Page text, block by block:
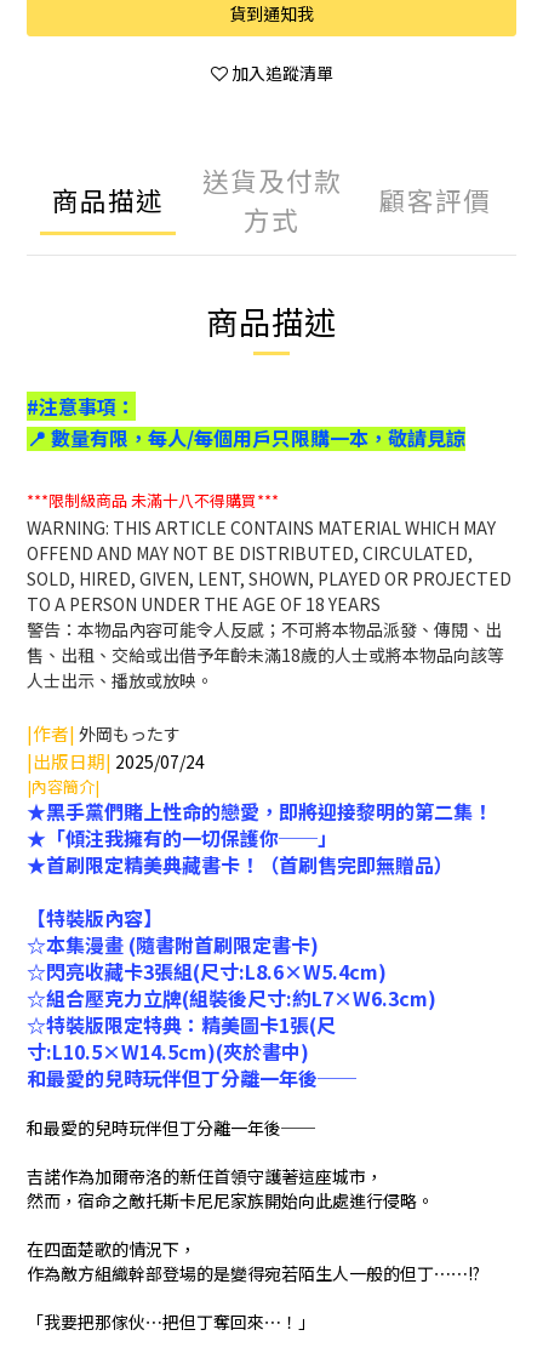
貨到通知我
加入追蹤清單
商品描述
送貨及付款
方式
顧客評價
商品描述
#注意事項：
📍 數量有限，每人/每個用戶只限購一本，敬請見諒
***限制級商品未滿十八不得購買***
WARNING: THIS ARTICLE CONTAINS MATERIAL WHICH MAY
OFFEND AND MAY NOT BE DISTRIBUTED, CIRCULATED,
SOLD, HIRED, GIVEN, LENT, SHOWN, PLAYED OR PROJECTED
TO A PERSON UNDER THE AGE OF 18 YEARS
警告：本物品內容可能令人反感；不可將本物品派發、傳閱、出
售、出租、交給或出借予年齡未滿18歲的人士或將本物品向該等
人士出示、播放或放映。
|作者| 外岡もったす
|出版日期| 2025/07/24
|內容簡介|
★黑手黨們賭上性命的戀愛，即將迎接黎明的第二集！
★「傾注我擁有的一切保護你──」
★首刷限定精美典藏書卡！（首刷售完即無贈品）
【特裝版內容】
☆本集漫畫 (隨書附首刷限定書卡)
☆閃亮收藏卡3張組(尺寸:L8.6×W5.4cm)
☆組合壓克力立牌(組裝後尺寸:約L7×W6.3cm)
☆特裝版限定特典：精美圖卡1張(尺
寸:L10.5×W14.5cm)(夾於書中)
和最愛的兒時玩伴但丁分離一年後──
和最愛的兒時玩伴但丁分離一年後──
吉諾作為加爾帝洛的新任首領守護著這座城市，
然而，宿命之敵托斯卡尼尼家族開始向此處進行侵略。
在四面楚歌的情況下，
作為敵方組織幹部登場的是變得宛若陌生人一般的但丁⋯⋯!?
「我要把那傢伙⋯把但丁奪回來⋯！」